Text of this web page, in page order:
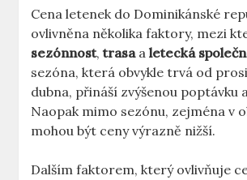
Cena letenek do Dominikánské
ovlivněna několika faktory, mezi
sezónnost,trasaaletecká
sezóna, která obvykle trvá od
dubna, přináší zvýšenou poptávku
Naopak mimo sezónu, zejména v
mohou být ceny výrazně nižší.
Dalším faktorem, který ovlivňuje